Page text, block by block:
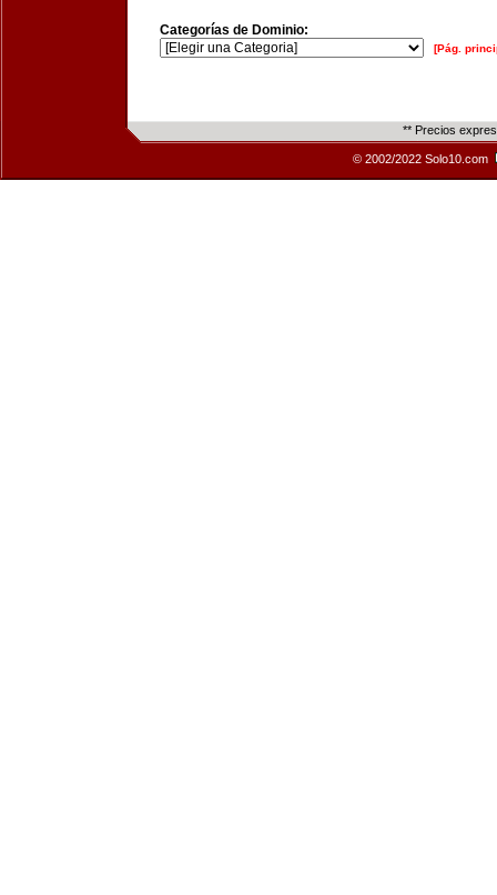
Categorías de Dominio:
[Pág.
** Precios
© 2002/2022 Solo10.com